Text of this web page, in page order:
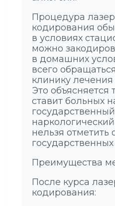
Процедура
кодирования
в условиях
можно
в домашних
всего
клинику лечения
Это объясняется
ставит больных
государственный
нельзя отметить
Преимущества
После курса
кодирования: